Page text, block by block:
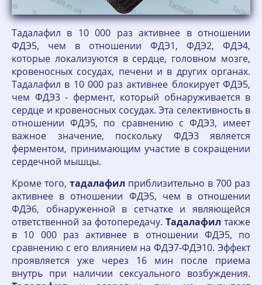
Тадалафил в 10 000 раз активнее в отношении
ФДЭ5, чем в отношении ФДЭ1, ФДЭ2, ФДЭ4,
которые локализуются в сердце, головном мозге,
кровеносных сосудах, печени и в других органах.
Тадалафил в 10 000 раз активнее блокирует ФДЭ5,
чем ФДЭ3 - фермент, который обнаруживается в
сердце и кровеносных сосудах. Эта селективность в
отношении ФДЭ5, по сравнению с ФДЭ3, имеет
важное значение, поскольку ФДЭ3 является
ферментом, принимающим участие в сокращении
сердечной мышцы.
Кроме того, тадалафил приблизительно в 700 раз
активнее в отношении ФДЭ5, чем в отношении
ФДЭ6, обнаруженной в сетчатке и являющейся
ответственной за фотопередачу. Тадалафил также
в 10 000 раз активнее в отношении ФДЭ5, по
сравнению с его влиянием на ФДЭ7-ФДЭ10. Эффект
проявляется уже через 16 мин после приема
внутрь при наличии сексуального возбуждения.